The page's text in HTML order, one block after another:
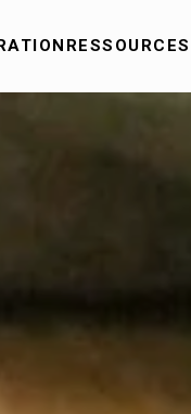
RESSOURCES